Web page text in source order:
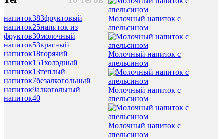
напиток383фруктовый
напиток25напиток из
фруктов30молочный
напиток53красный
напиток18горячий
напиток151холодный
напиток13теплый
напиток7безалкогольный
напиток9алкогольный
напиток40
Молочный напиток с
апельсином
Молочный напиток с
апельсином
Молочный напиток с
апельсином
Молочный напиток с
апельсином